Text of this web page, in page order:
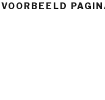
VOORBEELD